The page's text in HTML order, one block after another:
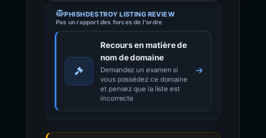
PHISHDESTROY LISTING REVIEW
Pas un rapport des forces de l'ordre
Recours en matière de
nom de domaine
Demandez un examen si
vous possédez ce domaine
et pensez que la liste est
incorrecte